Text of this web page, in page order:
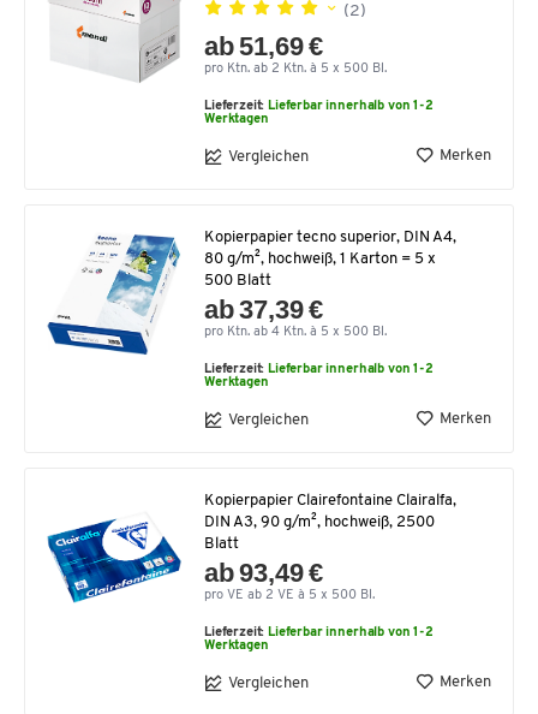
(2)
ab 51,69 €
pro Ktn. ab 2 Ktn. à 5 x 500 Bl.
Lieferzeit:Lieferbar innerhalb von 1-2
Werktagen
Vergleichen Merken
Kopierpapier tecno superior, DIN A4,
80 g/m², hochweiß, 1 Karton = 5 x
500 Blatt
ab 37,39 €
pro Ktn. ab 4 Ktn. à 5 x 500 Bl.
Lieferzeit:Lieferbar innerhalb von 1-2
Werktagen
Vergleichen Merken
Kopierpapier Clairefontaine Clairalfa,
DIN A3, 90 g/m², hochweiß, 2500
Blatt
ab 93,49 €
pro VE ab 2 VE à 5 x 500 Bl.
Lieferzeit:Lieferbar innerhalb von 1-2
Werktagen
Vergleichen Merken